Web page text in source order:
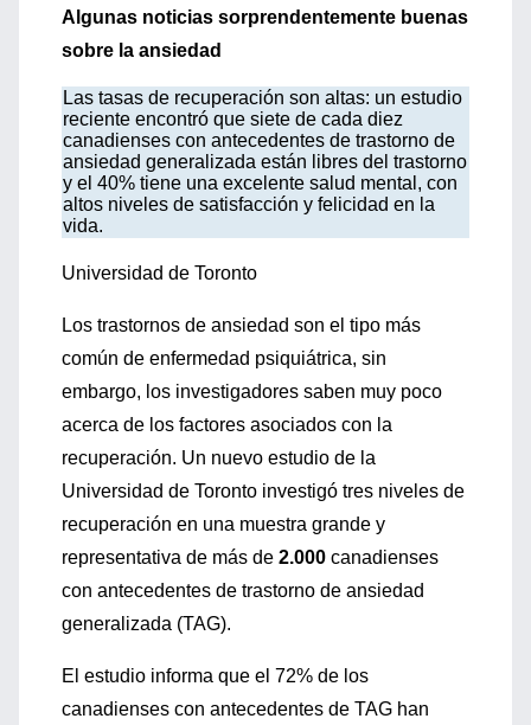
Algunas noticias sorprendentemente buenas
sobre la ansiedad
Las tasas de recuperación son altas: un estudio
reciente encontró que siete de cada diez
canadienses con antecedentes de trastorno de
ansiedad generalizada están libres del trastorno
y el 40% tiene una excelente salud mental, con
altos niveles de satisfacción y felicidad en la
vida.
Universidad de Toronto
Los trastornos de ansiedad son el tipo más
común de enfermedad psiquiátrica, sin
embargo, los investigadores saben muy poco
acerca de los factores asociados con la
recuperación. Un nuevo estudio de la
Universidad de Toronto investigó tres niveles de
recuperación en una muestra grande y
representativa de más de 2.000 canadienses
con antecedentes de trastorno de ansiedad
generalizada (TAG).
El estudio informa que el 72% de los
canadienses con antecedentes de TAG han